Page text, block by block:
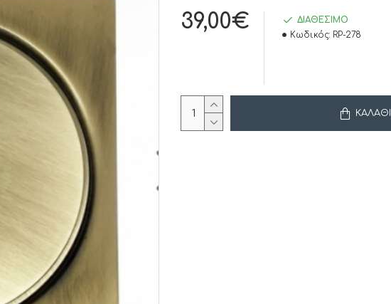
39,00€
ΔΙΑΘΈΣΙΜΟ
Κωδικός: RP-278
ΚΑΛΆΘΙ